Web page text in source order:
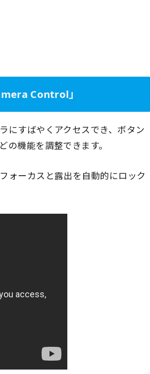
Control」
にすばやくアクセスでき、ボタン
機能を調整できます。
ォーカスと露出を自動的にロック